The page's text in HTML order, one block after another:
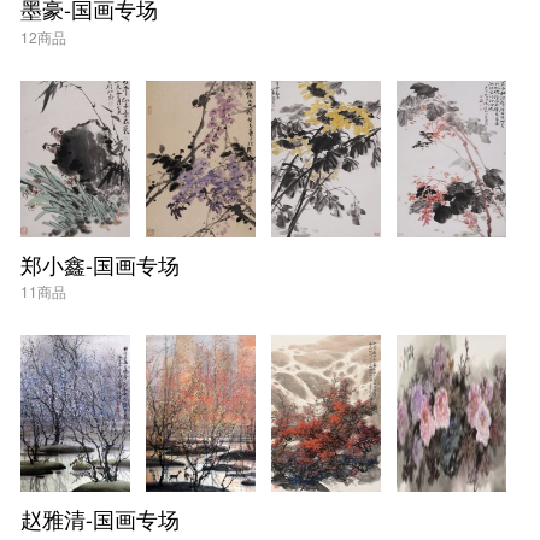
墨豪-国画专场
12商品
郑小鑫-国画专场
11商品
赵雅清-国画专场